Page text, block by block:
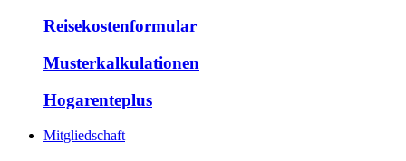
Reisekostenformular
Musterkalkulationen
Hogarenteplus
Mitgliedschaft